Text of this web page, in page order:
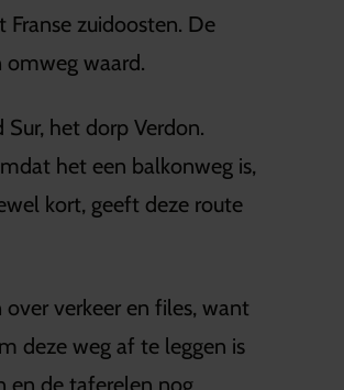
zuidoosten. De
omweg waard.
het dorp Verdon.
het een balkonweg is,
kort, geeft deze route
verkeer en files, want
deze weg af te leggen is
en de taferelen nog